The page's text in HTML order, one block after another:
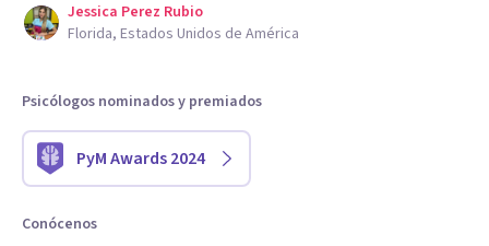
Jessica Perez Rubio
Florida, Estados Unidos de América
Psicólogos nominados y premiados
PyM Awards 2024
Conócenos